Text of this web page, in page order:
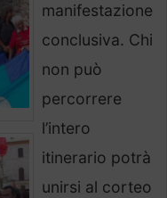
manifestazione
conclusiva. Chi
non può
percorrere
l’intero
itinerario potrà
unirsi al corteo